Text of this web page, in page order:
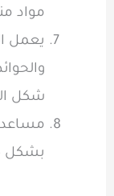
مواد
يعمل
شكل
بشكل